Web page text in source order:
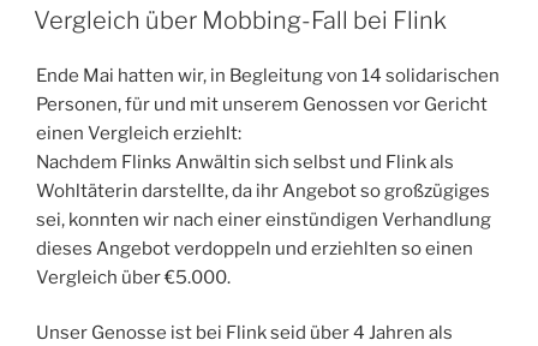
AM
Vergleich über Mobbing-Fall bei Flink
Ende Mai hatten wir, in Begleitung von 14 solidarischen
Personen, für und mit unserem Genossen vor Gericht
einen Vergleich erziehlt:
Nachdem Flinks Anwältin sich selbst und Flink als
Wohltäterin darstellte, da ihr Angebot so großzügiges
sei, konnten wir nach einer einstündigen Verhandlung
dieses Angebot verdoppeln und erziehlten so einen
Vergleich über €5.000.
Unser Genosse ist bei Flink seid über 4 Jahren als